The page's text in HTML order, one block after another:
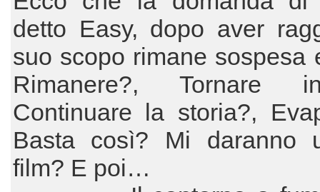
detto Easy, dopo aver
suo scopo rimane sospesa
Rimanere?, Tornare
Continuare la storia?,
Basta così? Mi daranno
film? E poi…